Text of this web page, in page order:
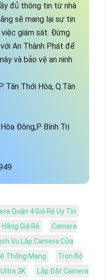
đủ thông tin từ nhà
sẽ mang lại sự tin
giám sát. Đừng
An Thành Phát để
và bảo vệ an ninh
Tân Thới Hòa, Q.Tân
Đông,P Bình Trị
Quận 4 Giá Rẻ Uy Tín
Giá Rẻ
Camera
Vụ Lắp Camera Cửa
Thống Mạng
Trọn Bộ
2K
Lắp Đặt Camera